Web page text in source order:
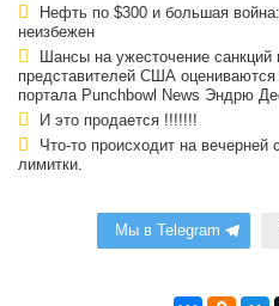
Нефть по $300 и большая
неизбежен
Шансы на ужесточение
представителей США
портала Punchbowl News Эндрю
И это продается !!!!!!!
Что-то происходит на
лимитки.
Мы в Telegram